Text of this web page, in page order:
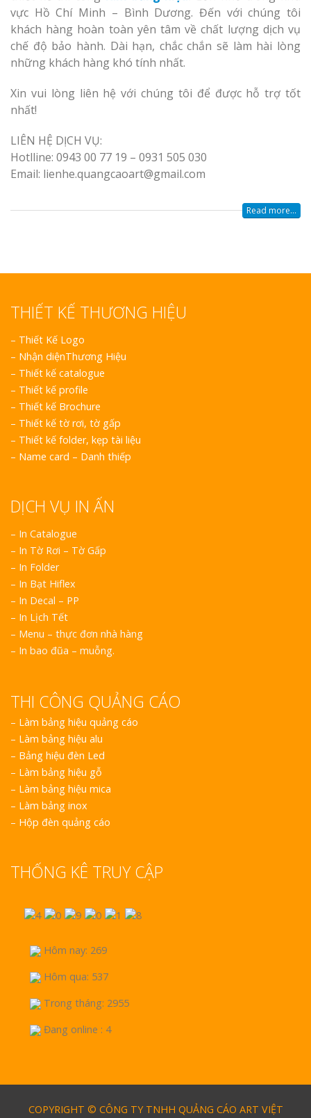
vực Hồ Chí Minh – Bình Dương. Đến với chúng tôi
khách hàng hoàn toàn yên tâm về chất lượng dịch vụ
chế độ bảo hành. Dài hạn, chắc chắn sẽ làm hài lòng
những khách hàng khó tính nhất.
Xin vui lòng liên hệ với chúng tôi để được hỗ trợ tốt
nhất!
LIÊN HỆ DỊCH VỤ:
Hotlline: 0943 00 77 19 – 0931 505 030
Email: lienhe.quangcaoart@gmail.com
Read more...
THIẾT KẾ THƯƠNG HIỆU
– Thiết Kế Logo
– Nhận diệnThương Hiệu
– Thiết kế catalogue
– Thiết kế profile
– Thiết kế Brochure
– Thiết kế tờ rơi, tờ gấp
– Thiết kế folder, kẹp tài liệu
– Name card – Danh thiếp
DỊCH VỤ IN ẤN
– In Catalogue
– In Tờ Rơi – Tờ Gấp
– In Folder
– In Bạt Hiflex
– In Decal – PP
– In Lịch Tết
– Menu – thực đơn nhà hàng
– In bao đũa – muỗng.
THI CÔNG QUẢNG CÁO
– Làm bảng hiệu quảng cáo
– Làm bảng hiệu alu
– Bảng hiệu đèn Led
– Làm bảng hiệu gỗ
– Làm bảng hiệu mica
– Làm bảng inox
– Hộp đèn quảng cáo
THỐNG KÊ TRUY CẬP
Hôm nay: 269
Hôm qua: 537
Trong tháng: 2955
Đang online : 4
COPYRIGHT © CÔNG TY TNHH QUẢNG CÁO ART VIỆT